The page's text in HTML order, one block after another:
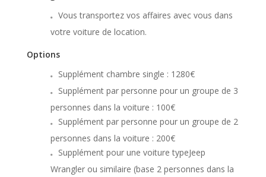
Vous transportez vos affaires avec vous dans
votre voiture de location.
Options
Supplément chambre single : 1280€
Supplément par personne pour un groupe de 3
personnes dans la voiture : 100€
Supplément par personne pour un groupe de 2
personnes dans la voiture : 200€
Supplément pour une voiture typeJeep
Wrangler ou similaire (base 2 personnes dans la